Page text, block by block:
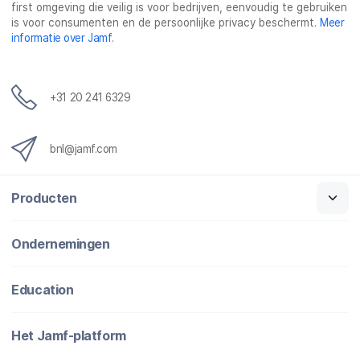
first omgeving die veilig is voor bedrijven, eenvoudig te gebruiken
is voor consumenten en de persoonlijke privacy beschermt. Meer
informatie over Jamf.
+31 20 241 6329
bnl@jamf.com
Producten
Ondernemingen
Education
Het Jamf-platform